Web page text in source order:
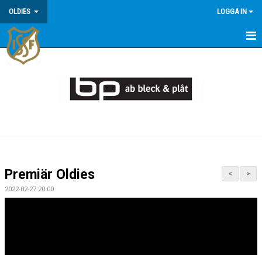
OLDIES LOGGA IN
HEM
BILDGALLERI
>
<
Premiär Oldies
2022-02-27 20:00